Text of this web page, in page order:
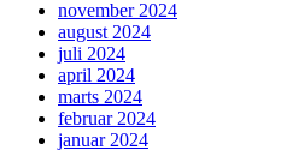
november 2024
august 2024
juli 2024
april 2024
marts 2024
februar 2024
januar 2024